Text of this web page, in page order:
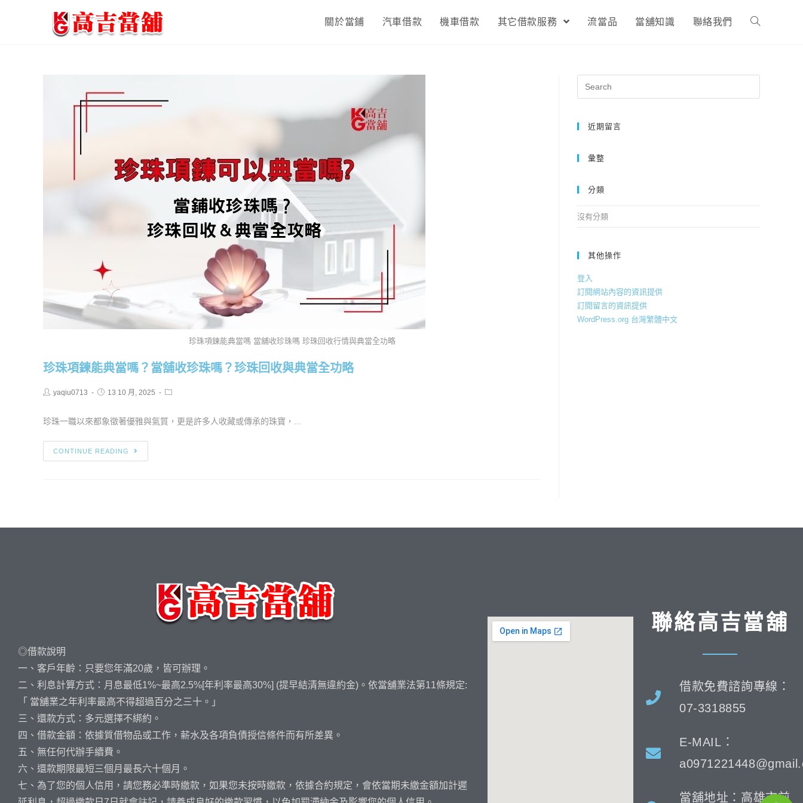
關於當鋪 汽車借款 機車借款 其它借款服務 流當品 當舖知識 聯絡我們
珍珠項鍊能典當嗎 當舖收珍珠嗎 珍珠回收行情與典當全功略
珍珠項鍊能典當嗎？當舖收珍珠嗎？珍珠回收與典當全功略
yaqiu0713 13 10 月, 2025
珍珠一職以來都象徵著優雅與氣質，更是許多人收藏或傳承的珠寶，...
CONTINUE READING
近期留言
彙整
分類
沒有分類
其他操作
登入
訂閱網站內容的資訊提供
訂閱留言的資訊提供
WordPress.org 台灣繁體中文
◎借款說明
一、客戶年齡：只要您年滿20歲，皆可辦理。
二、利息計算方式：月息最低1%~最高2.5%[年利率最高30%] (提早結清無違約金)。依當舖業法第11條規定:
「 當舖業之年利率最高不得超過百分之三十。」
三、還款方式：多元選擇不綁約。
四、借款金額：依據質借物品或工作，薪水及各項負債授信條件而有所差異。
五、無任何代辦手續費。
六、還款期限最短三個月最長六十個月。
七、為了您的個人信用，請您務必準時繳款，如果您未按時繳款，依據合約規定，會依當期未繳金額加計遲
聯絡高吉當舖
借款免費諮詢專線：
07-3318855
E-MAIL：
當舖地址：高雄市前